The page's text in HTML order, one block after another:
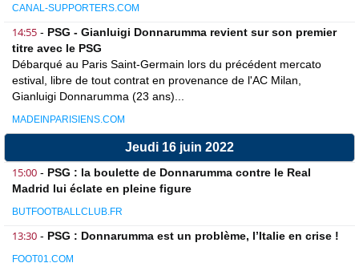
CANAL-SUPPORTERS.COM
14:55 - PSG - Gianluigi Donnarumma revient sur son premier
titre avec le PSG
Débarqué au Paris Saint-Germain lors du précédent mercato
estival, libre de tout contrat en provenance de l'AC Milan,
Gianluigi Donnarumma (23 ans)...
MADEINPARISIENS.COM
Jeudi 16 juin 2022
15:00 - PSG : la boulette de Donnarumma contre le Real
Madrid lui éclate en pleine figure
BUTFOOTBALLCLUB.FR
13:30 - PSG : Donnarumma est un problème, l’Italie en crise !
FOOT01.COM